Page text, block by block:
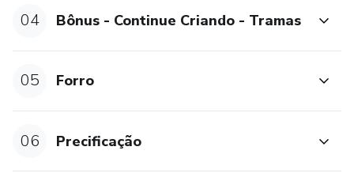
04 Bônus - Continue Criando - Tramas
05 Forro
06 Precificação